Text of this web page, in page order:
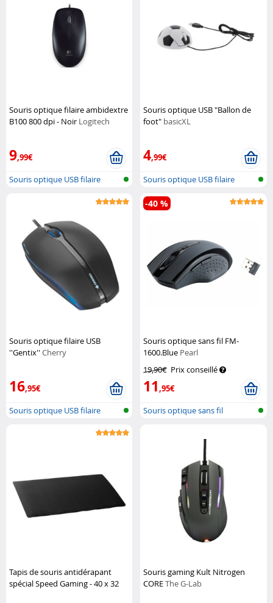
Souris optique filaire ambidextre
B100 800 dpi - Noir Logitech
9,99€
Souris optique USB filaire
Souris optique USB "Ballon de
foot" basicXL
4,99€
Souris optique USB filaire
Souris optique filaire USB
''Gentix'' Cherry
16,95€
Souris optique USB filaire
Souris optique sans fil FM-
1600.Blue Pearl
19,90€ Prix conseillé
11,95€
-40 %
Souris optique sans fil
Tapis de souris antidérapant
spécial Speed Gaming - 40 x 32
Souris gaming Kult Nitrogen
COREThe G-Lab